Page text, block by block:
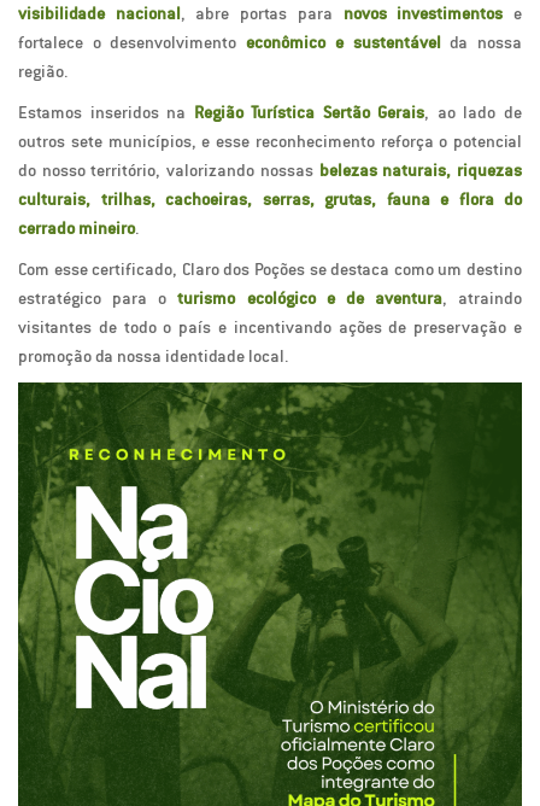
visibilidade nacional, abre portas para novos investimentos e
fortalece o desenvolvimentoeconômico e sustentávelda nossa
região.
Estamos inseridos na Região Turística Sertão Gerais, ao lado de
outros sete municípios, e esse reconhecimento reforça o potencial
do nosso território, valorizando nossas belezas naturais, riquezas
culturais, trilhas, cachoeiras, serras, grutas, fauna e flora do
cerrado mineiro.
Com esse certificado, Claro dos Poções se destaca como um destino
estratégico para oturismo ecológico e de aventura, atraindo
visitantes de todo o país e incentivando ações de preservação e
promoção da nossa identidade local.